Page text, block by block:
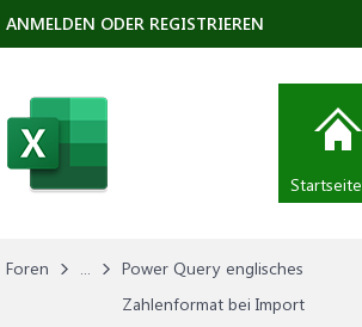
Foren ...
Power Query englisches
Zahlenformat bei Import
ANMELDEN ODER REGISTRIEREN
Startseite